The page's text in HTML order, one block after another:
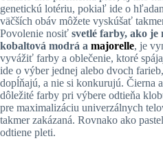
genetickú lotériu, pokiaľ ide o
väčších obáv môžete vyskúšať
Povolenie nosiť svetlé farby, ako je
kobaltová modrá a majorelle, je
vyvážiť farby a oblečenie, ktoré
ide o výber jednej alebo dvoch
dopĺňajú, a nie si konkurujú. Čierna
dôležité farby pri výbere odtieňa
pre maximalizáciu univerzálnych
takmer zakázaná. Rovnako ako
odtiene pleti.